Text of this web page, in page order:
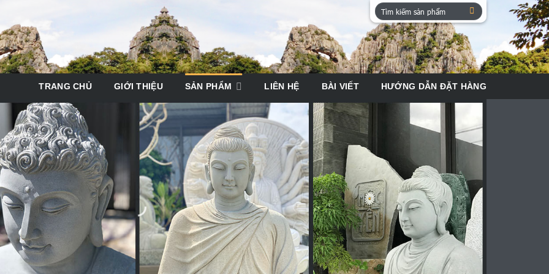
Tìm
kiếm:
TRANG CHỦ GIỚI THIỆU SẢN PHẨM LIÊN HỆ BÀI VIẾT HƯỚNG DẪN ĐẶT HÀNG